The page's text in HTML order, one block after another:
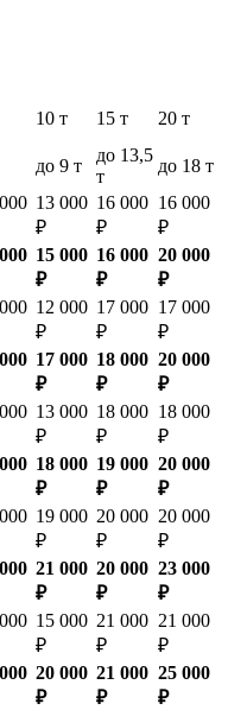
10 т 15 т 20 т
до 9 т
до 13,5
т
до 18 т
13 000
₽
16 000
₽
16 000
₽
15 000
₽
16 000
₽
20 000
₽
12 000
₽
17 000
₽
17 000
₽
17 000
₽
18 000
₽
20 000
₽
13 000
₽
18 000
₽
18 000
₽
18 000
₽
19 000
₽
20 000
₽
19 000
₽
20 000
₽
20 000
₽
21 000
₽
20 000
₽
23 000
₽
15 000
₽
21 000
₽
21 000
₽
20 000
₽
21 000
₽
25 000
₽